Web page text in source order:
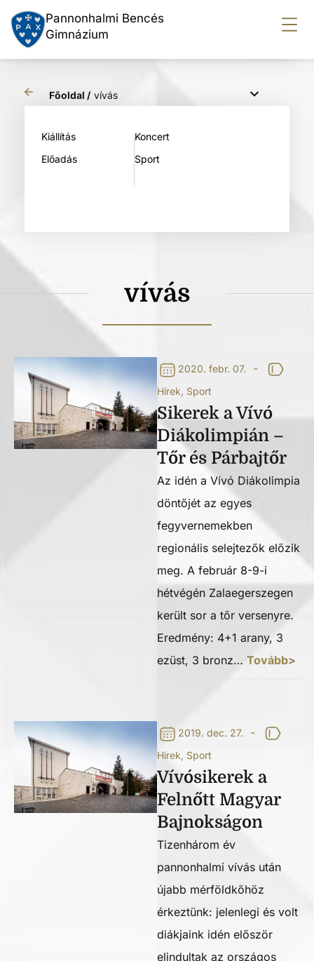
Pannonhalmi Bencés
Gimnázium
Főoldal / vívás
Kiállítás
Előadás
Koncert
Sport
vívás
2020. febr. 07. -
Hírek, Sport
Sikerek a Vívó
Diákolimpián –
Tőr és Párbajtőr
Az idén a Vívó Diákolimpia
döntőjét az egyes
fegyvernemekben
regionális selejtezők előzik
meg. A február 8-9-i
hétvégén Zalaegerszegen
került sor a tőr versenyre.
Eredmény: 4+1 arany, 3
ezüst, 3 bronz… Tovább>
2019. dec. 27. -
Hírek, Sport
Vívósikerek a
Felnőtt Magyar
Bajnokságon
Tizenhárom év
pannonhalmi vívás után
újabb mérföldkőhöz
érkeztünk: jelenlegi és volt
diákjaink idén először
elindultak az országos